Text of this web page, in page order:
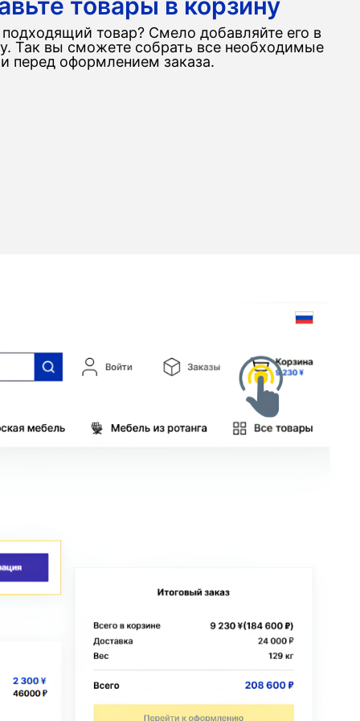
товар? Смело добавляйте его в
Так вы сможете собрать все необходимые
перед оформлением заказа.